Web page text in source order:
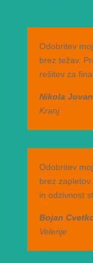
Odobritev
brez težav.
rešitev za
Nikola
Kranj
Odobritev
brez
in odzivnost
Bojan
Velenje